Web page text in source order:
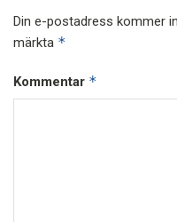
Din e-postadress kommer
märkta *
Kommentar *